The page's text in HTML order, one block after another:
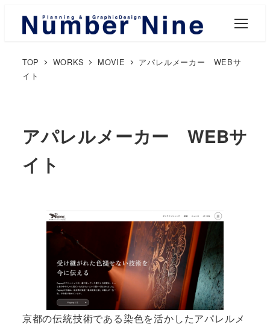
TOP WORKS MOVIE
アパレルメーカー WEBサ
イト
アパレルメーカー WEBサ
イト
京都の伝統技術である染色を活かしたアパレルメ